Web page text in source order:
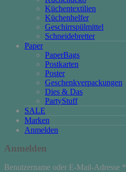
Küchentextilien
Küchenhelfer
Geschirrspülmittel
Schneidebretter
Paper
PaperBags
Postkarten
Poster
Geschenkverpackungen
Dies & Das
PartyStuff
SALE
Marken
Anmelden
Anmelden
Benutzername oder E-Mail-Adresse *